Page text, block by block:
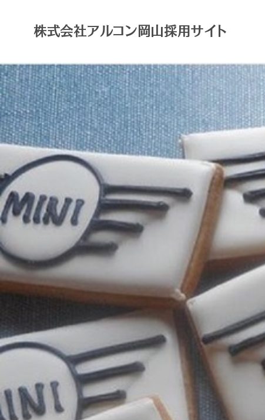
株式会社アルコン岡山採用サイト